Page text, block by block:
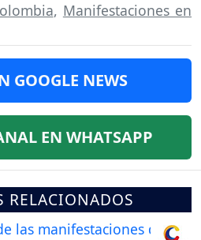
, Manifestaciones en
GOOGLE NEWS
EN WHATSAPP
RELACIONADOS